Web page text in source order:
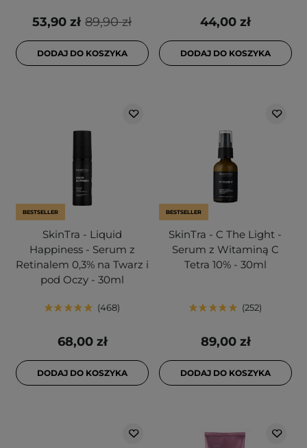
89,90 zł
53,90 zł
DODAJ DO KOSZYKA
44,00 zł
DODAJ DO KOSZYKA
BESTSELLER
SkinTra - Liquid
Happiness - Serum z
Retinalem 0,3% na Twarz i
pod Oczy - 30ml
468
68,00 zł
DODAJ DO KOSZYKA
BESTSELLER
SkinTra - C The Light -
Serum z Witaminą C
Tetra 10% - 30ml
252
89,00 zł
DODAJ DO KOSZYKA